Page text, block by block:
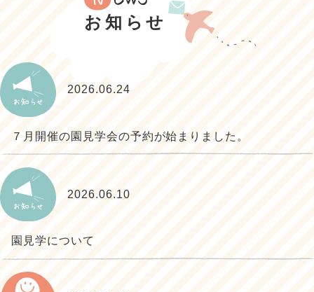
お知らせ
2026.06.24
７月開催の園見学会の予約が始まりました。
2026.06.10
園見学について